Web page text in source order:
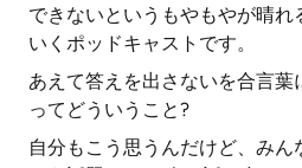
できないというもやもやが晴れ
いくポッドキャストです。
あえて答えを出さないを合言
ってどういうこと?
自分もこう思うんだけど、みん